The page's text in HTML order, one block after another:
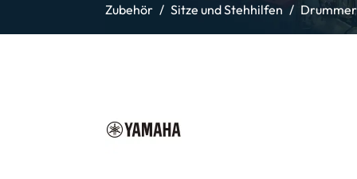
Zubehör Sitze und Stehhilfen